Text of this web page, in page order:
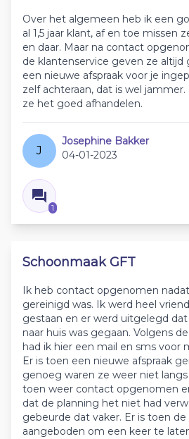
Over het algemeen heb ik een
al 1,5 jaar klant, af en toe missen
en daar. Maar na contact
de klantenservice geven ze
een nieuwe afspraak voor je
zelf achteraan, dat is wel
ze het goed afhandelen.
J
Josephine Bakker
04-01-2023
1
Schoonmaak GFT
Ik heb contact opgenomen
gereinigd was. Ik werd heel
gestaan en er werd uitgelegd
naar huis was gegaan. Volgens
had ik hier een mail en sms voor
Er is toen een nieuwe afspraak
genoeg waren ze weer niet
toen weer contact opgenomen
dat de planning het niet had
gebeurde dat vaker. Er is toen
aangeboden om een keer te